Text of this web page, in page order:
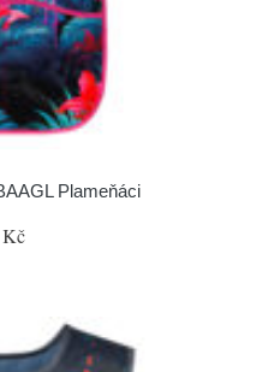
Plameňáci